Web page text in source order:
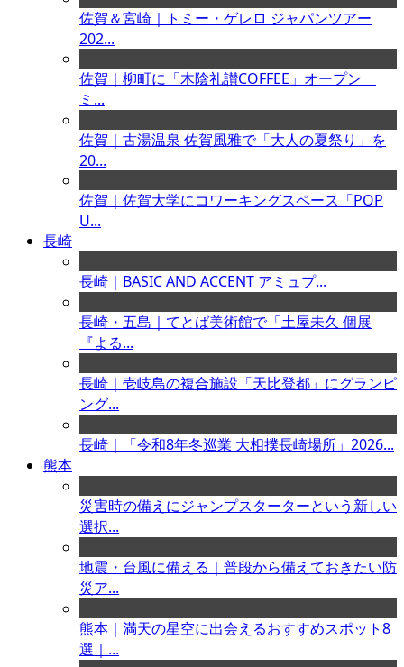
佐賀＆宮崎｜トミー・ゲレロ ジャパンツアー
202...
佐賀｜柳町に「木陰礼讃COFFEE」オープン
ミ...
佐賀｜古湯温泉 佐賀風雅で「大人の夏祭り」を
20...
佐賀｜佐賀大学にコワーキングスペース「POP
U...
長崎
長崎｜BASIC AND ACCENT アミュプ...
長崎・五島｜てとば美術館で「土屋未久 個展
『よる...
長崎｜壱岐島の複合施設「天比登都」にグランピ
ング...
長崎｜「令和8年冬巡業 大相撲長崎場所」2026...
熊本
災害時の備えにジャンプスターターという新しい
選択...
地震・台風に備える｜普段から備えておきたい防
災ア...
熊本｜満天の星空に出会えるおすすめスポット8
選｜...